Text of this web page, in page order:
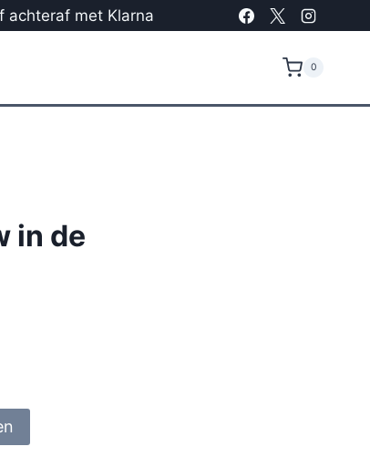
achteraf met Klarna
0
in de